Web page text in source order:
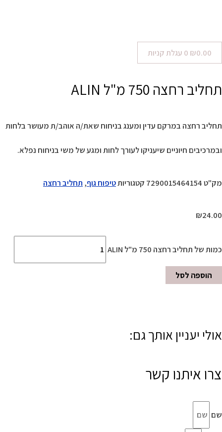
₪0.00
0 עגלת קניות
תחליב רחצה 750 מ"ל ALIN
תחליב רחצה במרקם עדין ומענג בניחוח שאת/ה אוהב/ת מעושר בלחות
ובמרכיבים חיוניים שיעניקו לעורך לחות ומגע של משי בניחוח נפלא.
מק"ט7290015464154 קטגוריותטיפוח גוף, תחליב רחצה
₪24.00
כמות של תחליב רחצה 750 מ"ל ALIN
הוספה לסל
אולי יעניין אותך גם:
צרו איתנו קשר
שם